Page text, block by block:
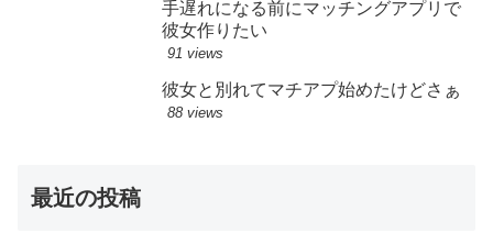
手遅れになる前にマッチングアプリで
彼女作りたい
91 views
彼女と別れてマチアプ始めたけどさぁ
88 views
最近の投稿